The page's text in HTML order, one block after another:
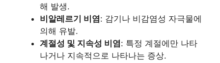
해 발생.
비알레르기 비염: 감기나 비감염성 자극물에
의해 유발.
계절성 및 지속성 비염: 특정 계절에만 나타
나거나 지속적으로 나타나는 증상.